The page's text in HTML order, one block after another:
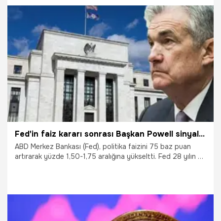
Dogecoin ve XRP ne kadar oldu? İşte detaylar…
21.06.2022
Fed'in faiz kararı sonrası Başkan Powell sinyali verdi! Bir faiz artırımı daha
ABD Merkez Bankası (Fed), politika faizini 75 baz puan
artırarak yüzde 1,50-1,75 aralığına yükseltti. Fed 28 yılın en
verilere bağlı olacak. Enflasyonda riskler hala yukarı yönlü"
diyerek yeni faiz için sinyal verdi.